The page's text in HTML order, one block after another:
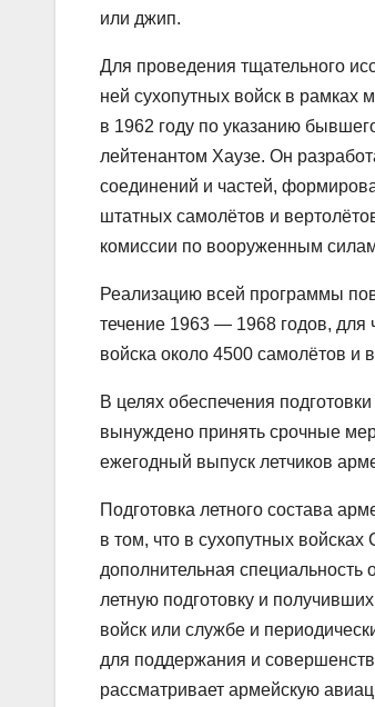
или джип.
Для проведения тщательного
ней сухопутных войск в рамках
в 1962 году по указанию
лейтенантом Хаузе. Он
соединений и частей,
штатных самолётов и
комиссии по вооруженным
Реализацию всей программы
течение 1963 — 1968 годов, для
войска около 4500 самолётов и
В целях обеспечения
вынуждено принять срочные
ежегодный выпуск летчиков
Подготовка летного состава
в том, что в сухопутных
дополнительная
летную подготовку и
войск или службе и
для поддержания и
рассматривает армейскую